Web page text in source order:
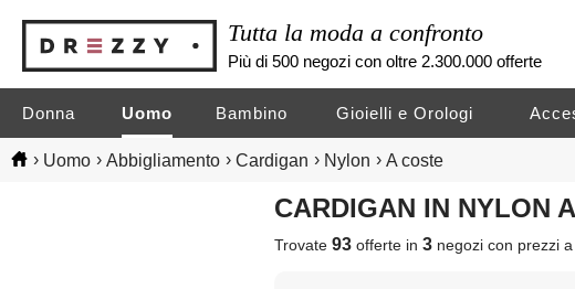
Tutta la moda a confronto
Più di 500 negozi con oltre 2.300.000 offerte
Donna Uomo Bambino Gioielli e Orologi
› Uomo › Abbigliamento › Cardigan › Nylon › A coste
CARDIGAN IN NYLON
Trovate93 offerte in3 negozicon prezzi